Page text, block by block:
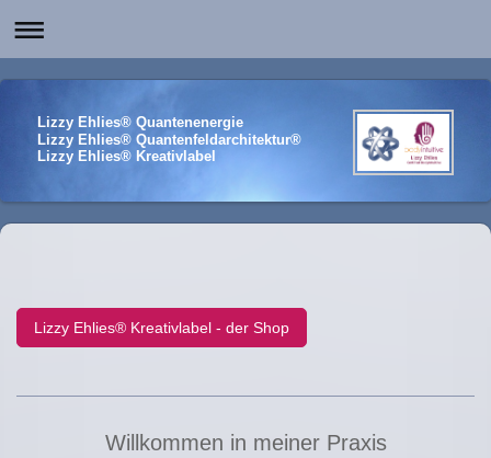
Lizzy Ehlies® Quantenenergie
Lizzy Ehlies® Quantenfeldarchitektur®
Lizzy Ehlies® Kreativlabel
Lizzy Ehlies® Kreativlabel - der Shop
Willkommen in meiner Praxis